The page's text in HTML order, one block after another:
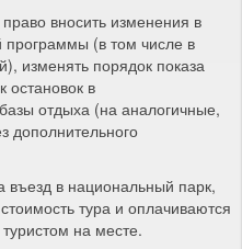
вносить изменения в
программы (в том числе в
изменять порядок показа
остановок в
отдыха (на аналогичные,
дополнительного
въезд в национальный парк,
тура и оплачиваются
на месте.